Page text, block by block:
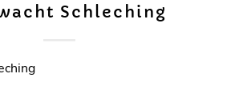
Schleching